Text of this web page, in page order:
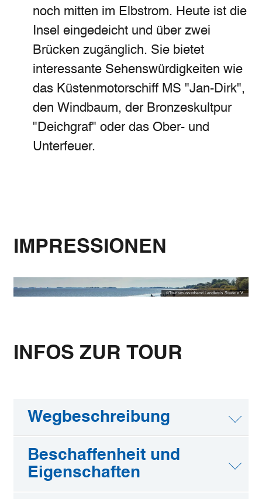
noch mitten im Elbstrom. Heute ist die
Insel eingedeicht und über zwei
Brücken zugänglich. Sie bietet
interessante Sehenswürdigkeiten wie
das Küstenmotorschiff MS "Jan-Dirk",
den Windbaum, der Bronzeskultpur
"Deichgraf" oder das Ober- und
Unterfeuer.
IMPRESSIONEN
©Tourismusverband Landkreis Stade e.V.
INFOS ZUR TOUR
Wegbeschreibung
Beschaffenheit und
Eigenschaften